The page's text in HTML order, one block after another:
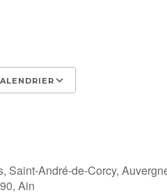
Saint-André-de-Corcy,
Ain